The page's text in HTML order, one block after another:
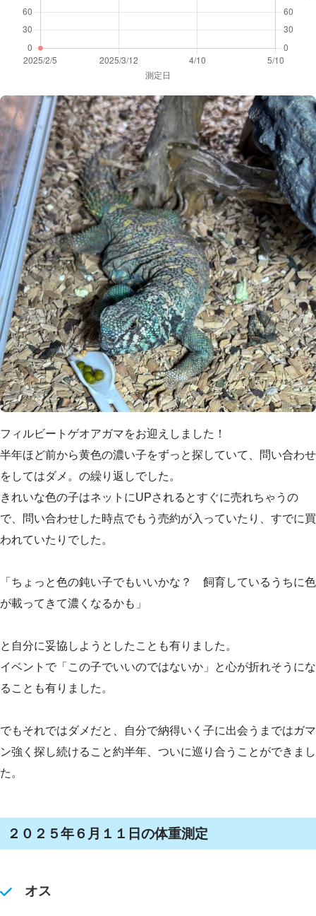
フィルビートゲオアガマをお迎えしました！
半年ほど前から黄色の濃い子をずっと探していて、問い合わせ
をしてはダメ。の繰り返しでした。
きれいな色の子はネットにUPされるとすぐに売れちゃうの
で、問い合わせした時点でもう売約が入っていたり、すでに買
われていたりでした。
「ちょっと色の鈍い子でもいいかな？ 飼育しているうちに色
が載ってきて濃くなるかも」
と自分に妥協しようとしたことも有りました。
イベントで「この子でいいのではないか」と心が折れそうにな
ることも有りました。
でもそれではダメだと、自分で納得いく子に出会うまではガマ
ン強く探し続けること約半年、ついに巡り合うことができまし
た。
２０２５年６月１１日の体重測定
オス